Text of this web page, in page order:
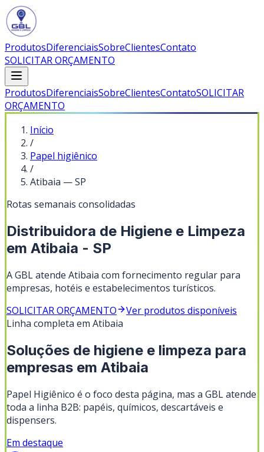
ProdutosDiferenciaisSobreClientesContato
SOLICITAR ORÇAMENTO
ProdutosDiferenciaisSobreClientesContatoSOLICITAR
ORÇAMENTO
Início
/
Papel higiênico
/
Atibaia —SP
Rotas semanais consolidadas
Distribuidora de Higiene e Limpeza
em Atibaia - SP
A GBL atende Atibaia com fornecimento regular para
empresas, hotéis e estabelecimentos turísticos.
SOLICITAR ORÇAMENTO
Ver produtos disponíveis
Linha completa em Atibaia
Soluções de higiene e limpeza para
empresas em Atibaia
Papel Higiênico é o foco desta página, mas a GBL atende
toda a linha B2B: papéis, químicos, descartáveis e
dispensers.
Em destaque